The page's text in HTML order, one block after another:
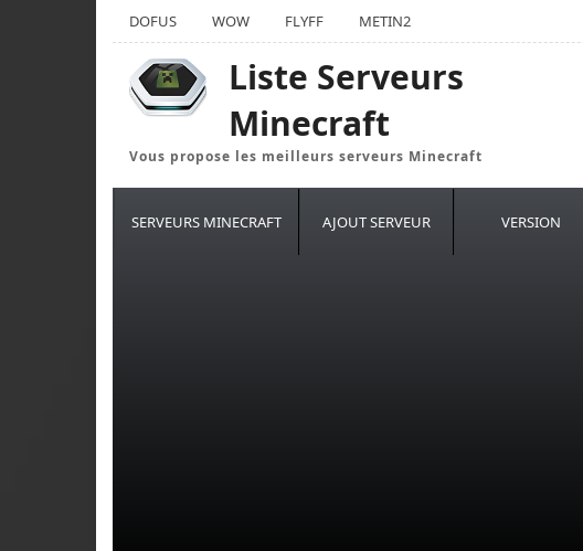
DOFUS WOW FLYFF METIN2
Liste Serveurs
Minecraft
Vous propose les meilleurs serveurs Minecraft
SERVEURS MINECRAFT AJOUT SERVEUR VERSION